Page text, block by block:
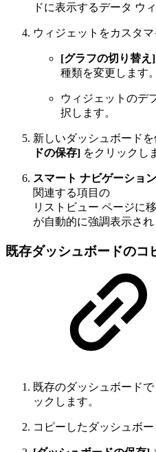
ドに表示するデータ ウ
ウィジェットをカスタ
[グラフの切り替え]
種類を変更します。
ウィジェットのデ
択します。
新しいダッシュボードを
ドの保存] をクリックし
スマート ナビゲーション
関連する項目の
リストビュー ページに
が自動的に強調表示され
既存ダッシュボードのコ
既存のダッシュボードで
ックします。
コピーしたダッシュボー